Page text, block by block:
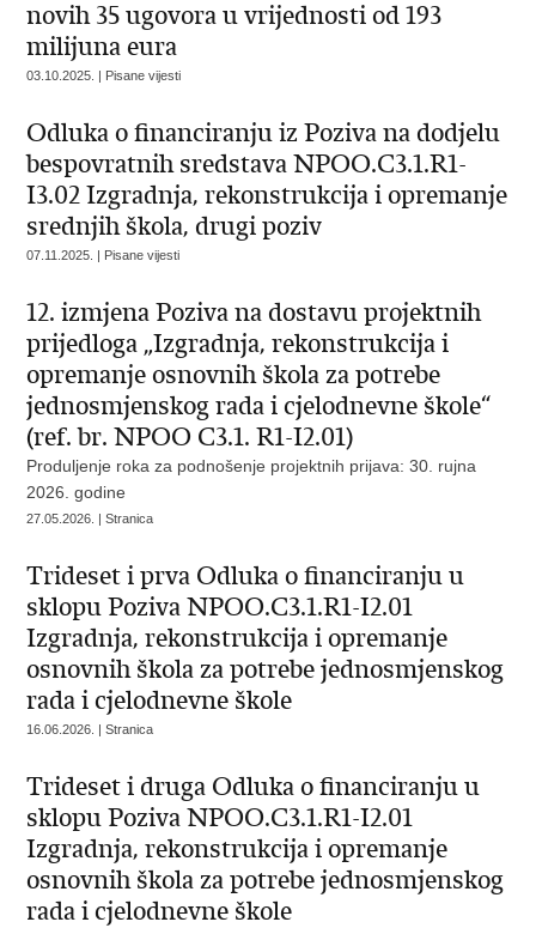
novih 35 ugovora u vrijednosti od 193
milijuna eura
03.10.2025. | Pisane vijesti
Odluka o financiranju iz Poziva na dodjelu
bespovratnih sredstava NPOO.C3.1.R1-
I3.02 Izgradnja, rekonstrukcija i opremanje
srednjih škola, drugi poziv
07.11.2025. | Pisane vijesti
12. izmjena Poziva na dostavu projektnih
prijedloga „Izgradnja, rekonstrukcija i
opremanje osnovnih škola za potrebe
jednosmjenskog rada i cjelodnevne škole“
(ref. br. NPOO C3.1. R1-I2.01)
Produljenje roka za podnošenje projektnih prijava: 30. rujna
2026. godine
27.05.2026. | Stranica
Trideset i prva Odluka o financiranju u
sklopu Poziva NPOO.C3.1.R1-I2.01
Izgradnja, rekonstrukcija i opremanje
osnovnih škola za potrebe jednosmjenskog
rada i cjelodnevne škole
16.06.2026. | Stranica
Trideset i druga Odluka o financiranju u
sklopu Poziva NPOO.C3.1.R1-I2.01
Izgradnja, rekonstrukcija i opremanje
osnovnih škola za potrebe jednosmjenskog
rada i cjelodnevne škole